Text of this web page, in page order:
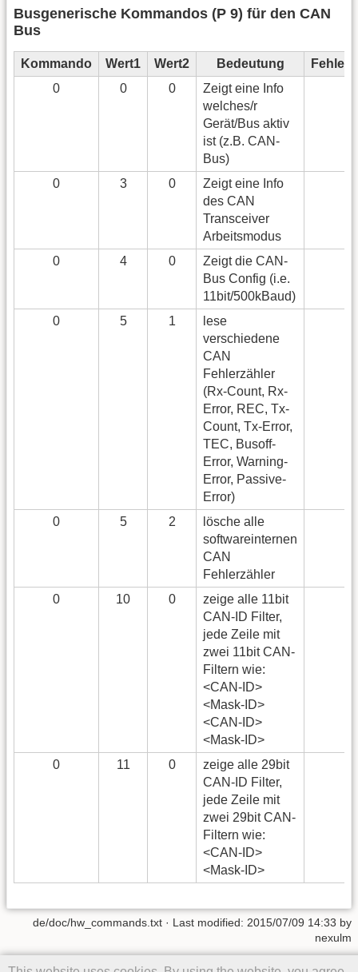
Busgenerische Kommandos (P 9) für den CAN
Bus
Kommando Wert1 Wert2 Bedeutung
0
0 0
Zeigt eine Info
welches/r
Gerät/Bus aktiv
ist (z.B. CAN-
Bus)
0
3 0
Zeigt eine Info
des CAN
Transceiver
Arbeitsmodus
0
4 0
Zeigt die CAN-
Bus Config (i.e.
11bit/500kBaud)
0
5 1
lese
verschiedene
CAN
Fehlerzähler
(Rx-Count, Rx-
Error, REC, Tx-
Count, Tx-Error,
TEC, Busoff-
Error, Warning-
Error, Passive-
Error)
0
5 2
lösche alle
softwareinternen
CAN
Fehlerzähler
0
10 0
zeige alle 11bit
CAN-ID Filter,
jede Zeile mit
zwei 11bit CAN-
Filtern wie:
<CAN-ID>
<Mask-ID>
<CAN-ID>
<Mask-ID>
0
11 0
zeige alle 29bit
CAN-ID Filter,
jede Zeile mit
zwei 29bit CAN-
Filtern wie:
<CAN-ID>
<Mask-ID>
de/doc/hw_commands.txt · Last modified: 2015/07/09 14:33 by
nexulm